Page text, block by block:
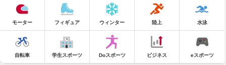
モーター フィギュア ウィンター 陸上 水泳
自転車 学生スポーツ Doスポーツ ビジネス eスポーツ